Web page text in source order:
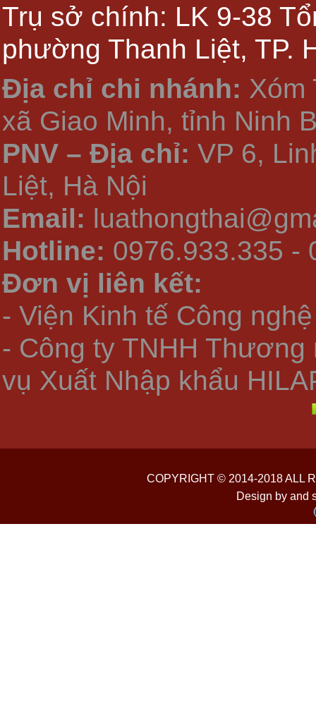
Trụ sở chính: LK 9-38
phường Thanh Liệt, TP.
Địa chỉ chi nhánh: Xóm
xã Giao Minh, tỉnh Ninh
PNV – Địa chỉ: VP 6,
Liệt, Hà Nội
Email:
Hotline: 0976.933.335 -
Đơn vị liên kết:
- Viện Kinh tế Công
- Công ty TNHH Thương
vụ Xuất Nhập khẩu
COPYRIGHT © 2014-2018 ALL
Design by and